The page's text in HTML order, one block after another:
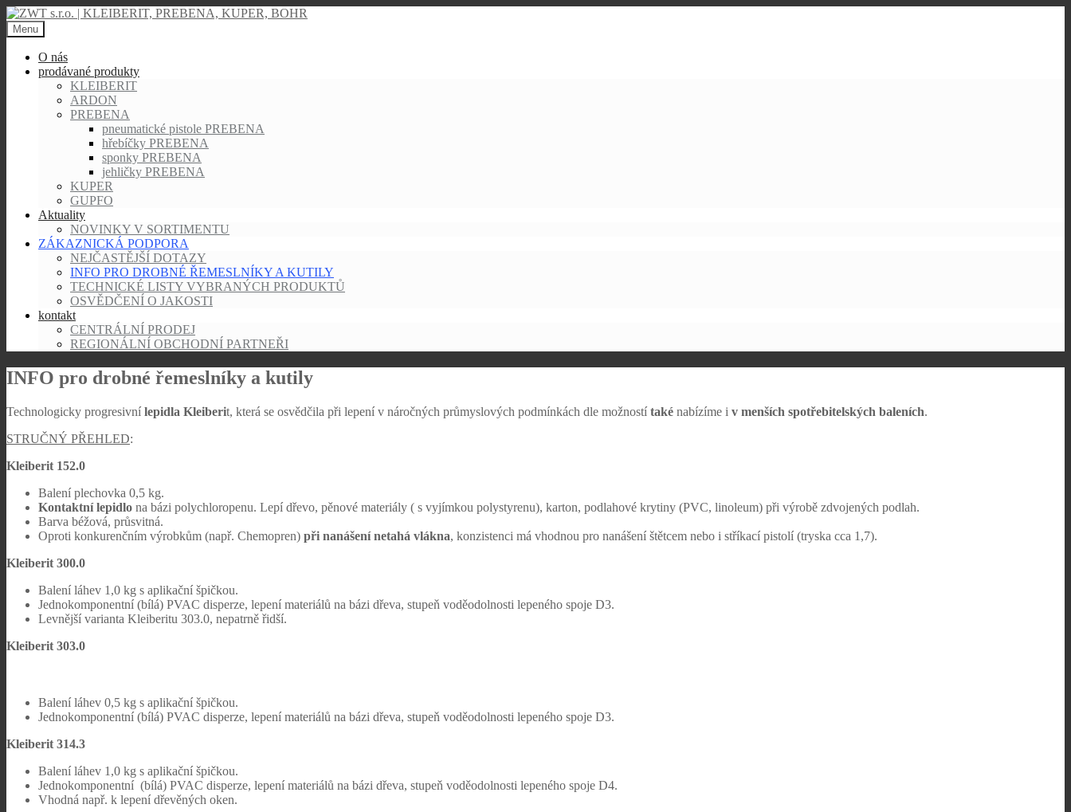
Skip
to
content
Menu
O nás
prodávané produkty
KLEIBERIT
ARDON
PREBENA
pneumatické pistole PREBENA
hřebíčky PREBENA
sponky PREBENA
jehličky PREBENA
KUPER
GUPFO
Aktuality
NOVINKY V SORTIMENTU
ZÁKAZNICKÁ PODPORA
NEJČASTĚJŠÍ DOTAZY
INFO PRO DROBNÉ ŘEMESLNÍKY A KUTILY
TECHNICKÉ LISTY VYBRANÝCH PRODUKTŮ
OSVĚDČENÍ O JAKOSTI
kontakt
CENTRÁLNÍ PRODEJ
REGIONÁLNÍ OBCHODNÍ PARTNEŘI
INFO pro drobné řemeslníky a kutily
Technologicky progresivní lepidla Kleiberit, která se osvědčila při lepení v náročných průmyslových podmínkách dle možností také nabízíme i v menších spotřebitelských baleních.
STRUČNÝ PŘEHLED:
Kleiberit 152.0
Balení plechovka 0,5 kg.
Kontaktní lepidlo na bázi polychloropenu. Lepí dřevo, pěnové materiály ( s vyjímkou polystyrenu), karton, podlahové krytiny (PVC, linoleum) při výrobě zdvojených podlah.
Barva béžová, průsvitná.
Oproti konkurenčním výrobkům (např. Chemopren) při nanášení netahá vlákna, konzistenci má vhodnou pro nanášení štětcem nebo i stříkací pistolí (tryska cca 1,7).
Kleiberit 300.0
Balení láhev 1,0 kg s aplikační špičkou.
Jednokomponentní (bílá) PVAC disperze, lepení materiálů na bázi dřeva, stupeň voděodolnosti lepeného spoje D3.
Levnější varianta Kleiberitu 303.0, nepatrně řidší.
Kleiberit 303.0
Balení láhev 0,5 kg s aplikační špičkou.
Jednokomponentní (bílá) PVAC disperze, lepení materiálů na bázi dřeva, stupeň voděodolnosti lepeného spoje D3.
Kleiberit 314.3
Balení láhev 1,0 kg s aplikační špičkou.
Jednokomponentní (bílá) PVAC disperze, lepení materiálů na bázi dřeva, stupeň voděodolnosti lepeného spoje D4.
Vhodná např. k lepení dřevěných oken.